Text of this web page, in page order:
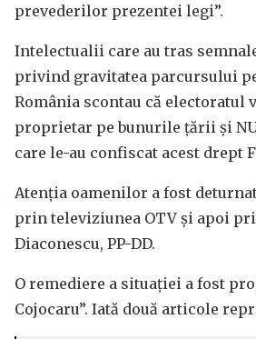
prevederilor prezentei legi”.
Intelectualii care au tras
privind gravitatea parcursului
România scontau că electoratul
proprietar pe bunurile țării și
care le-au confiscat acest drept
Atenția oamenilor a fost
prin televiziunea OTV și apoi
Diaconescu, PP-DD.
O remediere a situației a fost
Cojocaru”. Iată două articole